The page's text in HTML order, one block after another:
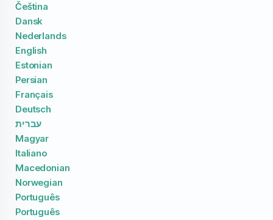
Čeština
Dansk
Nederlands
English
Estonian
Persian
Français
Deutsch
עברית
Magyar
Italiano
Macedonian
Norwegian
Português
Português